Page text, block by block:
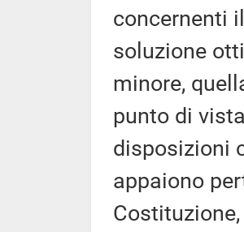
concernenti
soluzione
minore,
punto di
disposizioni
appaiono